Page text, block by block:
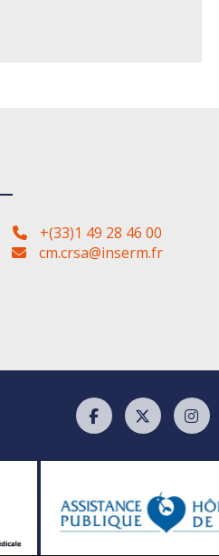
+(33)1 49 28 46 00
cm.crsa@inserm.fr